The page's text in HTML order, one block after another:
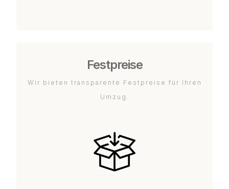
Festpreise
Wir bieten transparente Festpreise für Ihren
Umzug.